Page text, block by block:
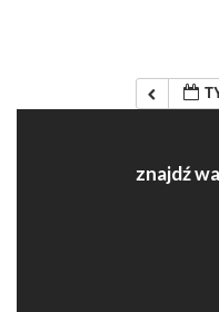
znajdź